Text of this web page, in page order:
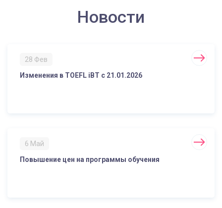
Новости
28 Фев
Изменения в TOEFL iBT с 21.01.2026
6 Май
Повышение цен на программы обучения